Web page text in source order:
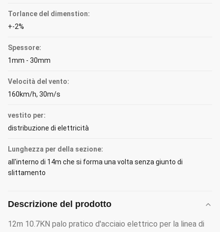
Torlance del dimenstion:
+-2%
Spessore:
1mm - 30mm
Velocità del vento:
160km/h, 30m/s
vestito per:
distribuzione di elettricità
Lunghezza per della sezione:
all'interno di 14m che si forma una volta senza giunto di
slittamento
Descrizione del prodotto
12m 10.7KN palo pratico d'acciaio elettrico per la linea di